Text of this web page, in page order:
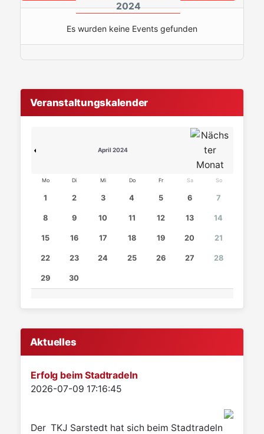
2024
Es wurden keine Events gefunden
Veranstaltungskalender
April 2024
Mo Di Mi Do Fr Sa So
1 2 3 4 5 6 7
8 9 10 11 12 13 14
15 16 17 18 19 20 21
22 23 24 25 26 27 28
29 30
Aktuelles
Erfolg beim Stadtradeln
Details
2026-07-09 17:16:45
Der TKJ Sarstedt hat sich beim Stadtradeln